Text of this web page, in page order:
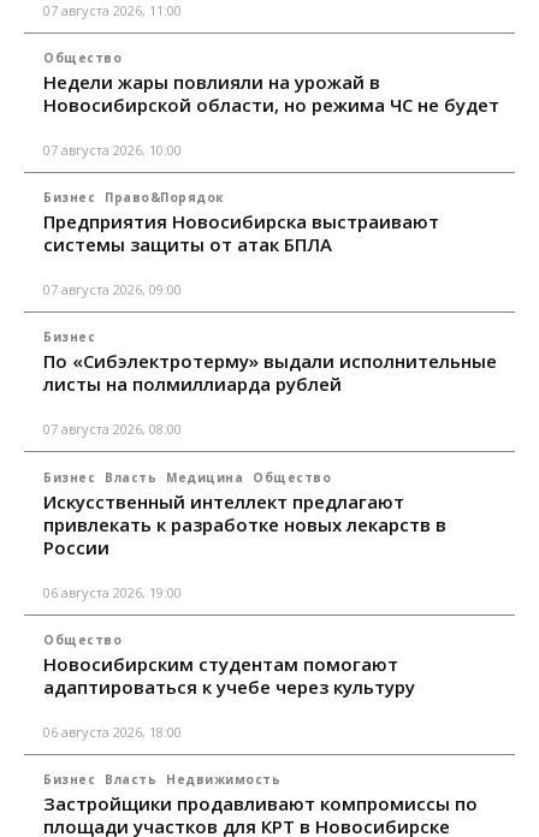
07 августа 2026, 11:00
Общество
Недели жары повлияли на урожай в
Новосибирской области, но режима ЧС не будет
07 августа 2026, 10:00
Бизнес Право&Порядок
Предприятия Новосибирска выстраивают
системы защиты от атак БПЛА
07 августа 2026, 09:00
Бизнес
По «Сибэлектротерму» выдали исполнительные
листы на полмиллиарда рублей
07 августа 2026, 08:00
Бизнес Власть Медицина Общество
Искусственный интеллект предлагают
привлекать к разработке новых лекарств в
России
06 августа 2026, 19:00
Общество
Новосибирским студентам помогают
адаптироваться к учебе через культуру
06 августа 2026, 18:00
Бизнес Власть Недвижимость
Застройщики продавливают компромиссы по
площади участков для КРТ в Новосибирске